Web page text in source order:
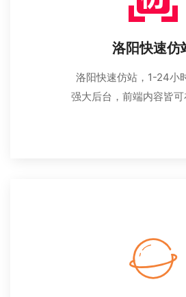
洛阳快速仿
洛阳快速仿站，1-24小
强大后台，前端内容皆